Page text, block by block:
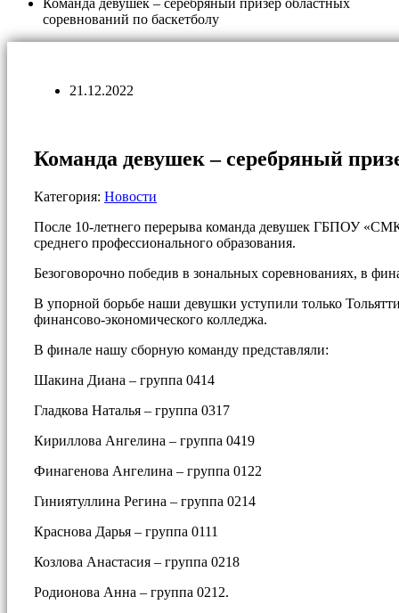
Команда девушек – серебряный призер областных
соревнований по баскетболу
21.12.2022
Команда девушек – серебряный
Категория: Новости
После 10-летнего перерыва команда девушек ГБПОУ
среднего профессионального образования.
Безоговорочно победив в зональных соревнованиях, в
В упорной борьбе наши девушки уступили только
финансово-экономического колледжа.
В финале нашу сборную команду представляли:
Шакина Диана – группа 0414
Гладкова Наталья – группа 0317
Кириллова Ангелина – группа 0419
Финагенова Ангелина – группа 0122
Гиниятуллина Регина – группа 0214
Краснова Дарья – группа 0111
Козлова Анастасия – группа 0218
Родионова Анна – группа 0212.